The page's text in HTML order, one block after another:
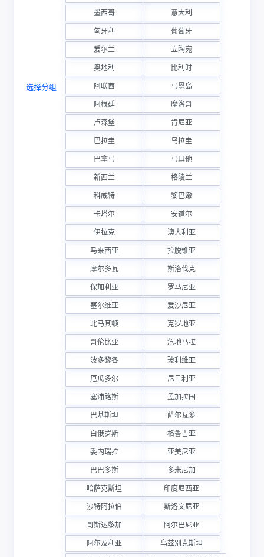
选择分组
墨西哥 意大利
匈牙利 葡萄牙
爱尔兰 立陶宛
奥地利 比利时
阿联酋 马恩岛
阿根廷 摩洛哥
卢森堡 肯尼亚
巴拉圭 乌拉圭
巴拿马 马耳他
新西兰 格陵兰
科威特 黎巴嫩
卡塔尔 安道尔
伊拉克 澳大利亚
马来西亚 拉脱维亚
摩尔多瓦 斯洛伐克
保加利亚 罗马尼亚
塞尔维亚 爱沙尼亚
北马其顿 克罗地亚
哥伦比亚 危地马拉
波多黎各 玻利维亚
厄瓜多尔 尼日利亚
塞浦路斯 孟加拉国
巴基斯坦 萨尔瓦多
白俄罗斯 格鲁吉亚
委内瑞拉 亚美尼亚
巴巴多斯 多米尼加
哈萨克斯坦 印度尼西亚
沙特阿拉伯 斯洛文尼亚
哥斯达黎加 阿尔巴尼亚
阿尔及利亚 乌兹别克斯坦